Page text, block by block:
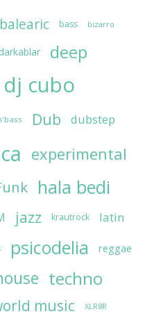
balearic bass bizarro
darkablar
deep
dj cubo
Dub dubstep
experimental
hala bedi
jazz krautrock latin
psicodelia reggae
techno
music XLR8R